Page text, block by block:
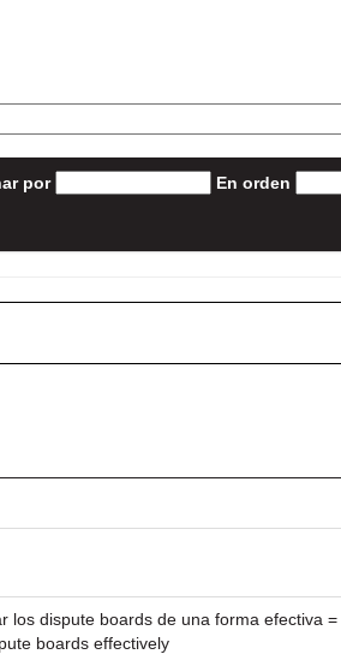
por En orden
los dispute boards de una forma efectiva =
boards effectively